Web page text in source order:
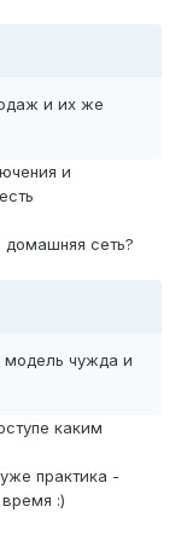
и их же
и
домашняя сеть?
модель чужда и
каким
практика -
:)